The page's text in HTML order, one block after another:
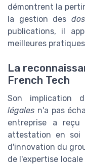
démontrent la
la gestion des
publications, il
meilleures
La
French Tech
Son implication
légales n'a pas
entreprise a reçu
attestation en soi
d'innovation du
de l'expertise